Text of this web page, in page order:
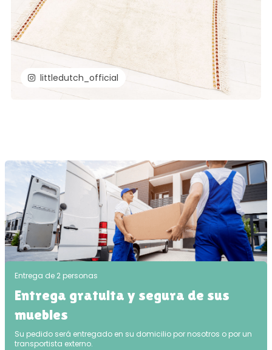
littledutch_official
Entrega de 2 personas
Entrega gratuita y segura de sus
muebles
Su pedido será entregado en su domicilio por nosotros o por un
transportista externo.